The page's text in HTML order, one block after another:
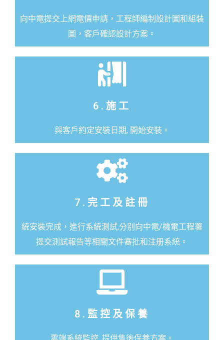
向中電提交上網電價申請，工程師編制設計圖和組裝
圖，客戶確認設計方案。
6.施工
與客戶約定安裝日期, 開始安裝。
7.完工及註冊
統安裝完成，進行系統測試,分别向中電/機電工程署
提交測試報告等相關文件審批和注册系統。
8.監控及保養